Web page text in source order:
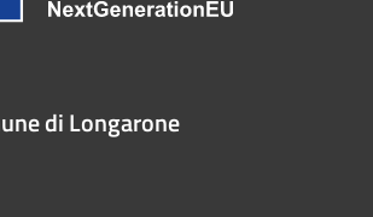
di Longarone